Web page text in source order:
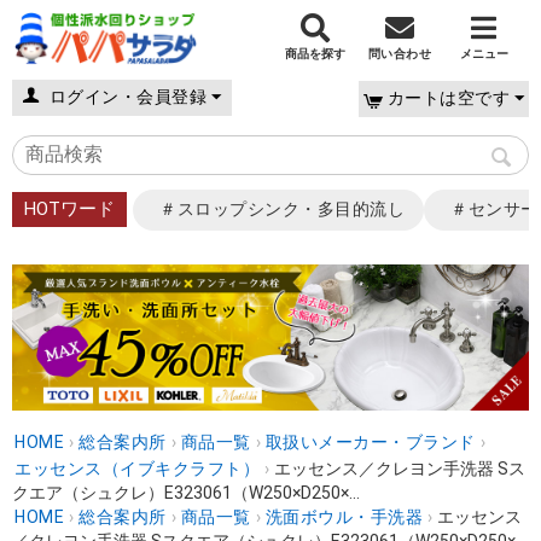
商品を探す 問い合わせ メニュー
ログイン・会員登録 カートは空です
HOTワード ＃スロップシンク・多目的流し ＃センサ
HOME › 総合案内所 › 商品一覧 › 取扱いメーカー・ブランド ›
エッセンス（イブキクラフト）
› エッセンス／クレヨン手洗器 Sス
クエア（シュクレ）E323061（W250×D250×...
HOME › 総合案内所 › 商品一覧 › 洗面ボウル・手洗器 › エッセンス